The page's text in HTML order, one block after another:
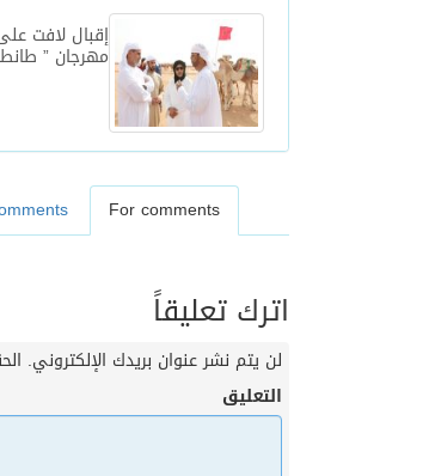
إقبال لافت
مهرجان ”
For comments
اترك تعليقاً
لن يتم نشر عنوان بريدك الإلكتروني.
التعليق